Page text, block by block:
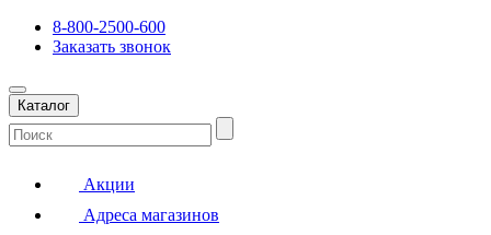
8-800-2500-600
Заказать звонок
Каталог
Акции
Адреса магазинов